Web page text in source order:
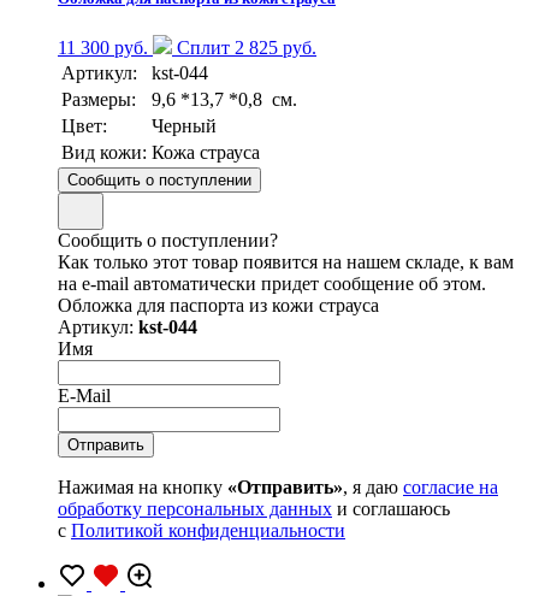
11 300 руб.
Сплит 2 825 руб.
Артикул:
kst-044
Размеры:
9,6 *13,7 *0,8 см.
Цвет:
Черный
Вид кожи: Кожа страуса
Сообщить о поступлении
Сообщить о поступлении?
Как только этот товар появится на нашем складе, к вам
на e-mail автоматически придет сообщение об этом.
Обложка для паспорта из кожи страуса
Артикул: kst-044
Имя
E-Mail
Нажимая на кнопку «Отправить», я даю согласие на
обработку персональных данных и соглашаюсь
с Политикой конфиденциальности